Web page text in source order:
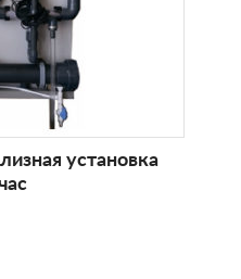
установка